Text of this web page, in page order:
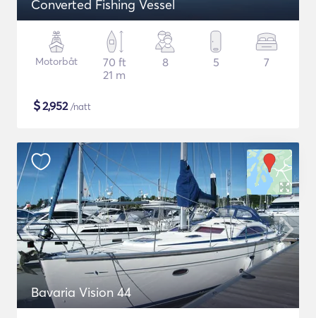
Converted Fishing Vessel
Motorbåt
70 ft
21 m
8 5 7
$2,952/natt
Bavaria Vision 44